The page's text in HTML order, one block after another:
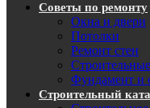
Советы по ремонту
Окна и двери
Потолки
Ремонт стен
Фундамент и
Строительный